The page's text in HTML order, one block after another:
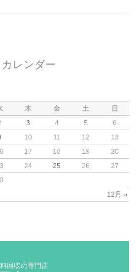
カレンダー
木 金 土 日
12月 »
3 4 5
6
10 11 12
13
17 18 19
20
24 25 26
27
回収の専門店